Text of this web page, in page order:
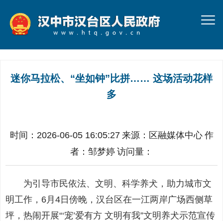
迷你马拉松、“坐如钟”比拼…… 这场活动花样
多
时间：2026-06-05 16:05:27 来源： 区融媒体中心 作
者： 邹梦婷 访问量：
为引导市民依法、文明、科学养犬，助力城市文
明工作，6月4日傍晚，汉台区在一江两岸广场西侧草
坪，热闹开展“‘宠’爱有方 文明有我”文明养犬示范宣传